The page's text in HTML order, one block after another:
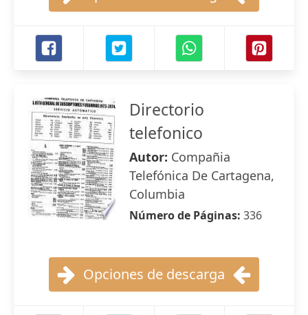
Directorio
telefonico
Autor: Compañia
Telefónica De Cartagena,
Columbia
Número de Páginas: 336
Opciones de descarga